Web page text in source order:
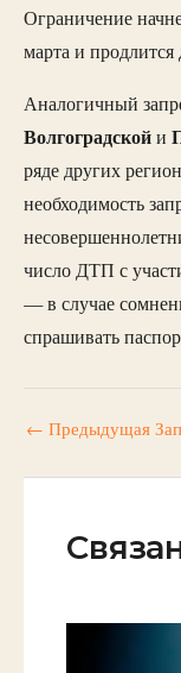
Ограничение
марта и продлится
Аналогичный
Волгоградскойи
ряде других
необходимость
число ДТП с
— в случае
спрашивать
← Предыдущая